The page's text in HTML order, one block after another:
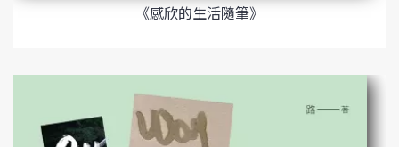
《感欣的生活隨筆》